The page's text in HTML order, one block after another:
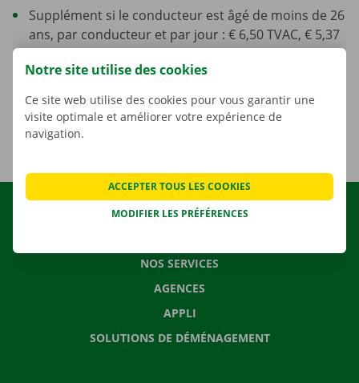
Supplément si le conducteur est âgé de moins de 26
ans, par conducteur et par jour : € 6,50 TVAC, € 5,37
HTVA
Une taxe environnementale unique de 5,89 € HTVA
(soit 7,13 € TVAC) est facturée par location.
LOCATION
NOS SERVICES
AGENCES
APPLI
SOLUTIONS DE DÉMÉNAGEMENT
Notre site utilise des cookies
Ce site web utilise des cookies pour vous garantir une
visite optimale et améliorer votre expérience de
navigation.
MODIFIER LES PRÉFÉRENCES
ACCEPTER TOUS LES COOKIES